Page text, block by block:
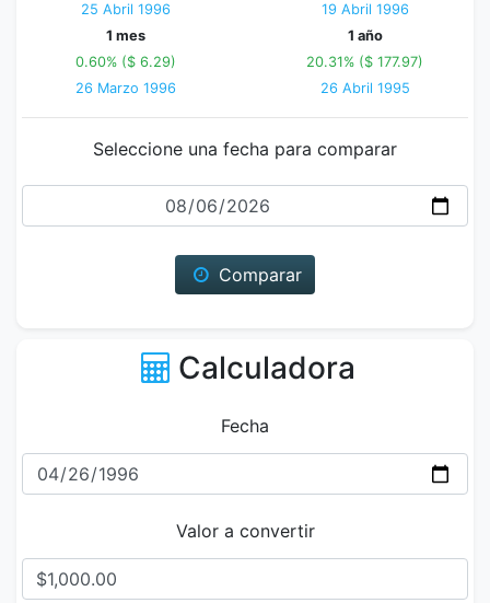
25 Abril 1996
19 Abril 1996
1 mes
0.60% ($ 6.29)
26 Marzo 1996
1 año
20.31% ($ 177.97)
26 Abril 1995
Seleccione una fecha para comparar
Fecha
Comparar
Calculadora
Fecha
Valor a convertir